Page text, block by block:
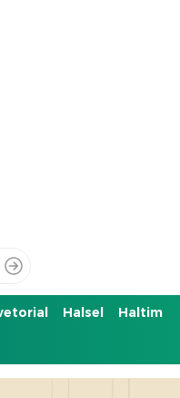
Halsel Haltim